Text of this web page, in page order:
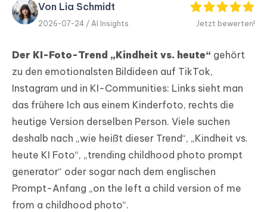
Editor
Von Lia Schmidt
2026-07-24 / AI Insights Jetzt bewerten!
Der KI-Foto-Trend „Kindheit vs. heute“ gehört
zu den emotionalsten Bildideen auf TikTok,
Instagram und in KI-Communities: Links sieht man
das frühere Ich aus einem Kinderfoto, rechts die
heutige Version derselben Person. Viele suchen
deshalb nach „wie heißt dieser Trend“, „Kindheit vs.
heute KI Foto“, „trending childhood photo prompt
generator“ oder sogar nach dem englischen
Prompt-Anfang „on the left a child version of me
from a childhood photo“.